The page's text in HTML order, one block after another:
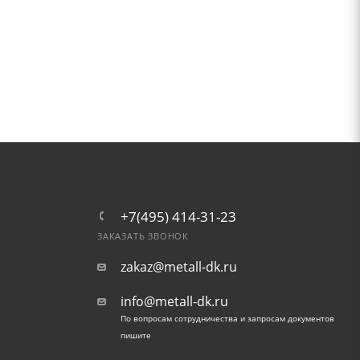
+7(495) 414-31-23
ЗАКАЗАТЬ ЗВОНОК
zakaz@metall-dk.ru
info@metall-dk.ru
По вопросам сотрудничества и запросам документов
пишите